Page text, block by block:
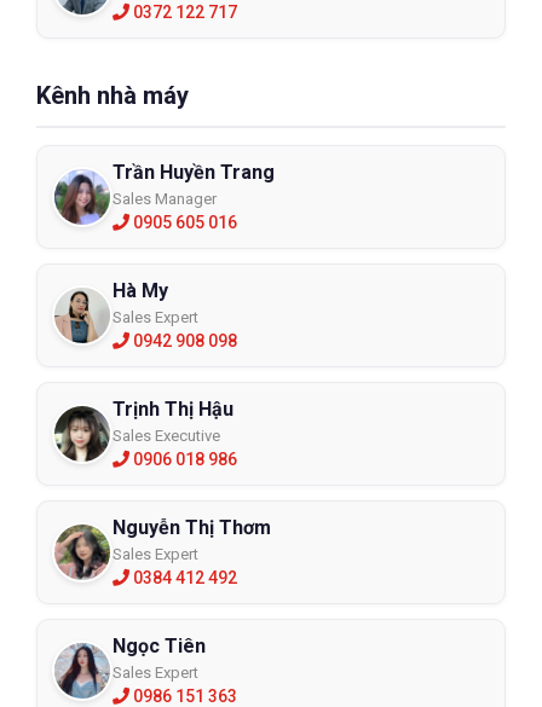
0372 122 717
Kênh nhà máy
Trần Huyền Trang
Sales Manager
0905 605 016
Hà My
Sales Expert
0942 908 098
Trịnh Thị Hậu
Sales Executive
0906 018 986
Nguyễn Thị Thơm
Sales Expert
0384 412 492
Ngọc Tiên
Sales Expert
0986 151 363